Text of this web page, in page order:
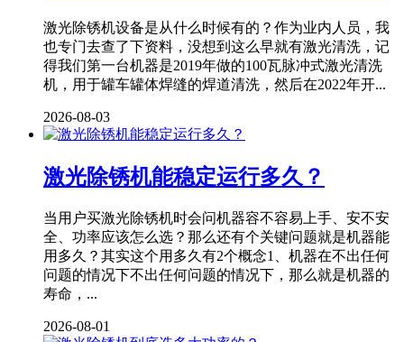
激光除锈机设备是从什么时候有的？作为业内人员，我
也专门去查了下资料，没想到这么早就有激光清洗，记
得我们第一台机器是2019年做的100瓦脉冲式激光清洗
机，用于罐车罐体焊缝的焊道清洗，然后在2022年开...
2026-08-03
激光除锈机能稳定运行多久？
当用户买激光除锈机时会问机器容不容易上手、安不安
全、功率应该怎么选？那么还有个关键问题就是机器能
用多久？其实这个用多久有2个概念1、机器在不出任何
问题的情况下不出任何问题的情况下，那么就是机器的
寿命，...
2026-08-01